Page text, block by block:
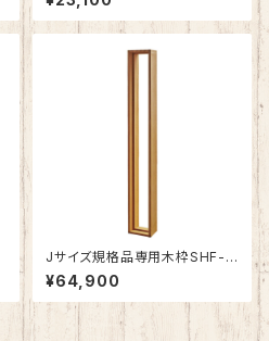
Jサイズ規格品専用木枠SHF-Z
J1
¥64,900